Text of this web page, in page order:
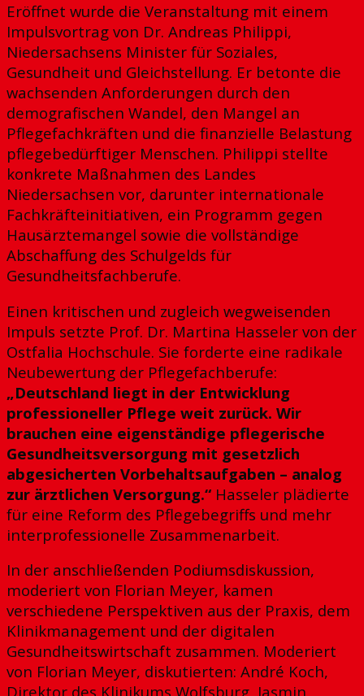
Eröffnet wurde die Veranstaltung mit einem
Impulsvortrag von Dr. Andreas Philippi,
Niedersachsens Minister für Soziales,
Gesundheit und Gleichstellung. Er betonte die
wachsenden Anforderungen durch den
demografischen Wandel, den Mangel an
Pflegefachkräften und die finanzielle Belastung
pflegebedürftiger Menschen. Philippi stellte
konkrete Maßnahmen des Landes
Niedersachsen vor, darunter internationale
Fachkräfteinitiativen, ein Programm gegen
Hausärztemangel sowie die vollständige
Abschaffung des Schulgelds für
Gesundheitsfachberufe.
Einen kritischen und zugleich wegweisenden
Impuls setzte Prof. Dr. Martina Hasseler von der
Ostfalia Hochschule. Sie forderte eine radikale
Neubewertung der Pflegefachberufe:
„Deutschland liegt in der Entwicklung
professioneller Pflege weit zurück. Wir
brauchen eine eigenständige pflegerische
Gesundheitsversorgung mit gesetzlich
abgesicherten Vorbehaltsaufgaben – analog
zur ärztlichen Versorgung.“ Hasseler plädierte
für eine Reform des Pflegebegriffs und mehr
interprofessionelle Zusammenarbeit.
In der anschließenden Podiumsdiskussion,
moderiert von Florian Meyer, kamen
verschiedene Perspektiven aus der Praxis, dem
Klinikmanagement und der digitalen
Gesundheitswirtschaft zusammen. Moderiert
von Florian Meyer, diskutierten: André Koch,
Direktor des Klinikums Wolfsburg, Jasmin